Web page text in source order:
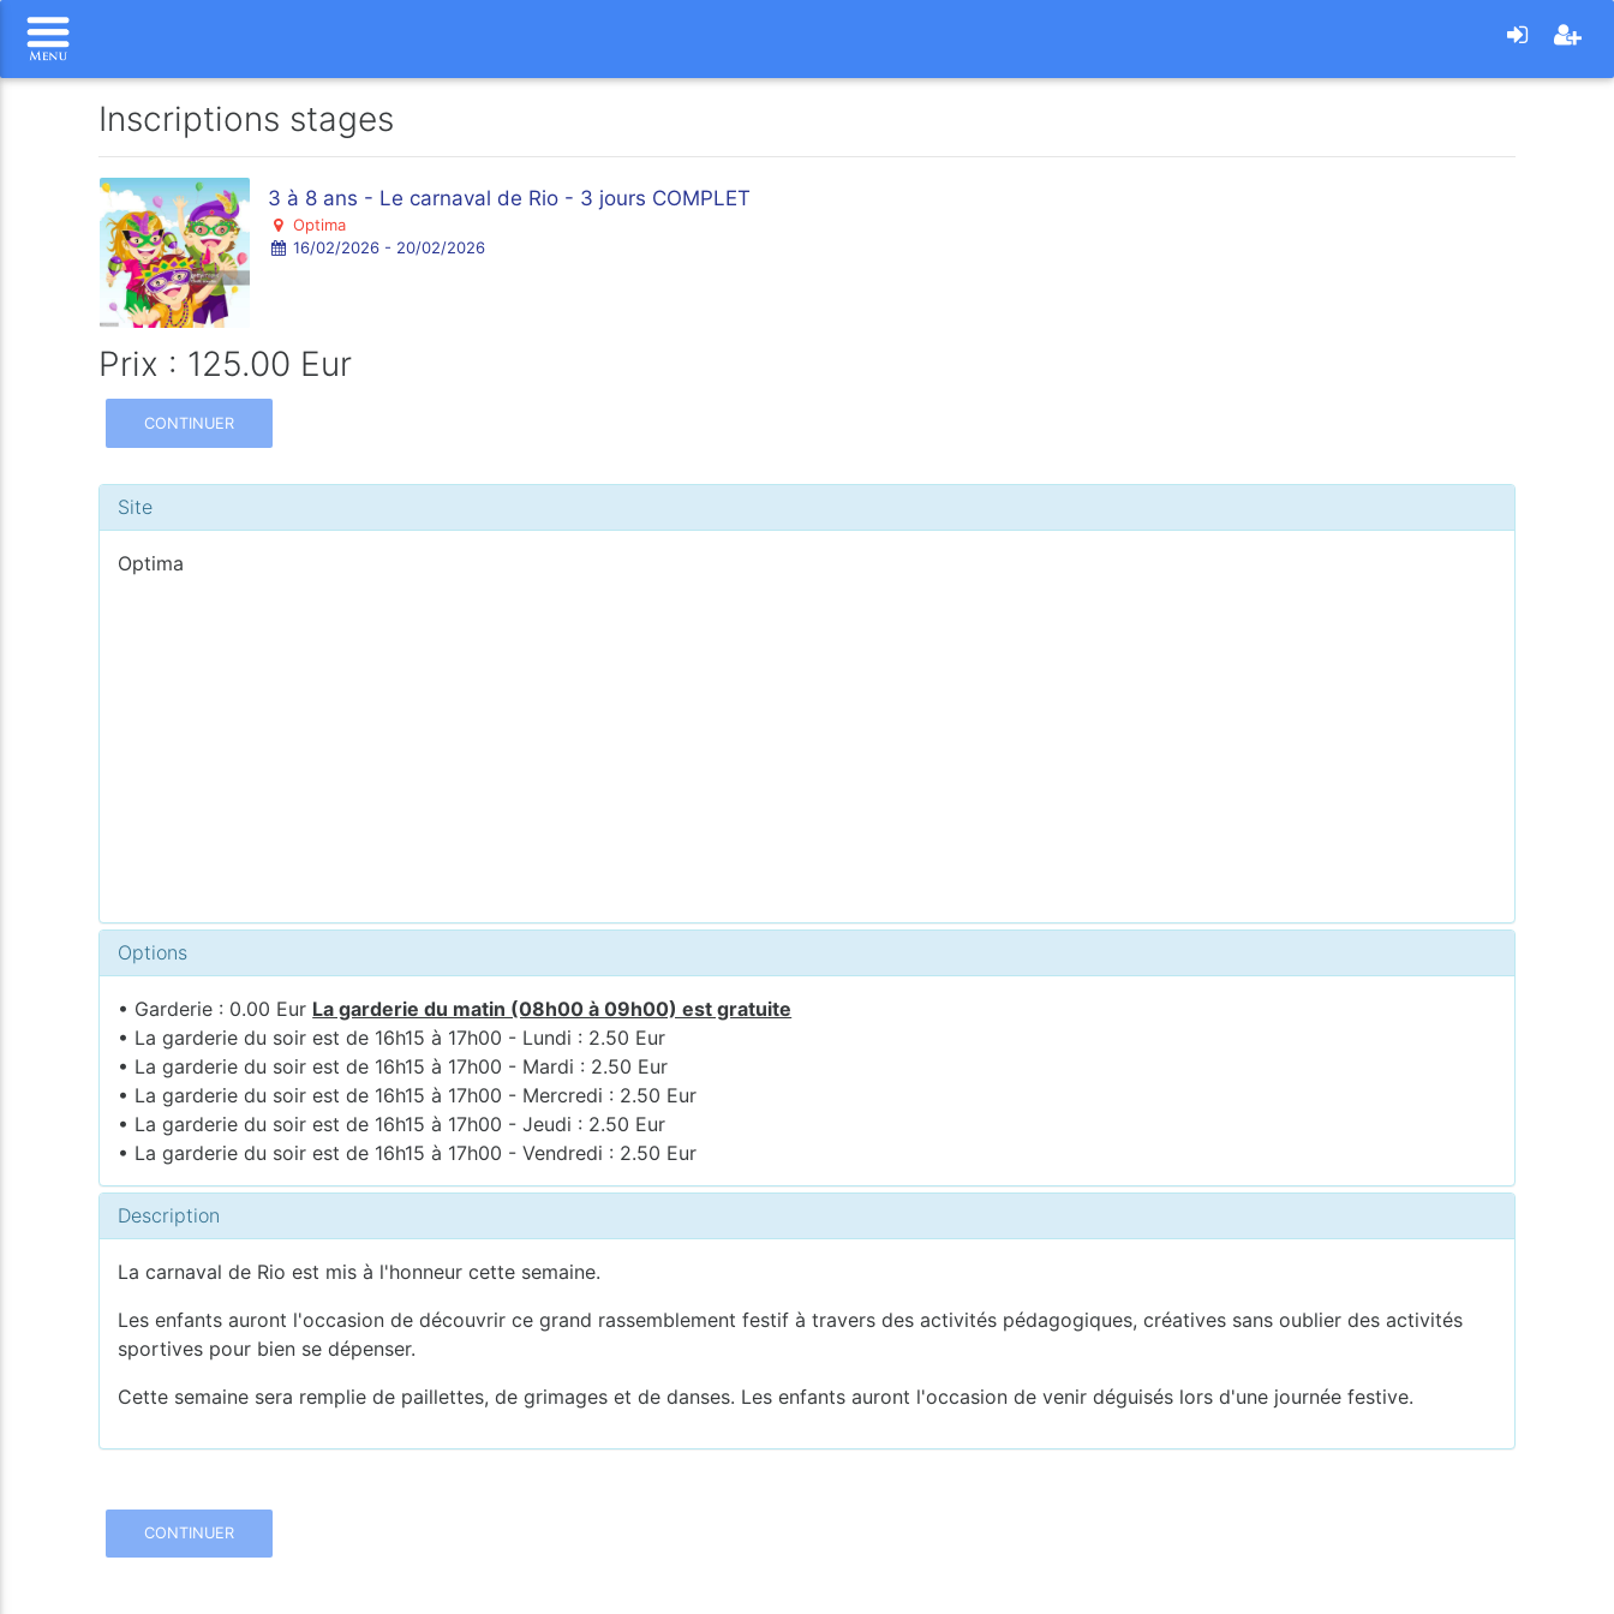
Inscriptions stages
3 à 8 ans - Le carnaval de Rio - 3 jours COMPLET
Optima
16/02/2026 - 20/02/2026
Prix : 125.00 Eur
CONTINUER
Site
Optima
Options
• Garderie : 0.00 Eur La garderie du matin (08h00 à 09h00) est gratuite
• La garderie du soir est de 16h15 à 17h00 - Lundi : 2.50 Eur
• La garderie du soir est de 16h15 à 17h00 - Mardi : 2.50 Eur
• La garderie du soir est de 16h15 à 17h00 - Mercredi : 2.50 Eur
• La garderie du soir est de 16h15 à 17h00 - Jeudi : 2.50 Eur
• La garderie du soir est de 16h15 à 17h00 - Vendredi : 2.50 Eur
Description
La carnaval de Rio est mis à l'honneur cette semaine.
Les enfants auront l'occasion de découvrir ce grand rassemblement festif à travers des activités pédagogiques, créatives sans oublier des activités
sportives pour bien se dépenser.
Cette semaine sera remplie de paillettes, de grimages et de danses. Les enfants auront l'occasion de venir déguisés lors d'une journée festive.
CONTINUER